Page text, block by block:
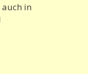
in